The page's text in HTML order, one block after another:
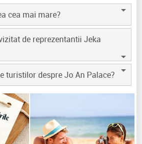
cea mai mare?
de reprezentantii Jeka
turistilor despre Jo An Palace?